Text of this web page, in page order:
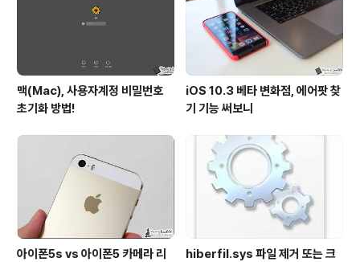
있는 맥북 프로 레티나 15인치에 맞는 스탠딩 파우치 세띠
가 어떤 특징을 보이는지, 실사용시 어떤 이점이 있는..
맥(Mac), 사용자계정 비밀번호
초기화 방법!
iOS 10.3 베타 변화점, 에어팟 찾
기 기능 써보니
아이폰5s vs 아이폰5 카메라 리
hiberfil.sys 파일 제거 또는 크